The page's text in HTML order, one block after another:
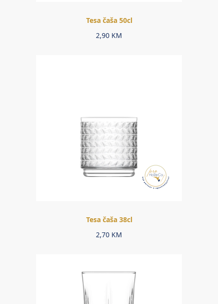
Tesa čaša 50cl
2,90 KM
Tesa čaša 38cl
2,70 KM